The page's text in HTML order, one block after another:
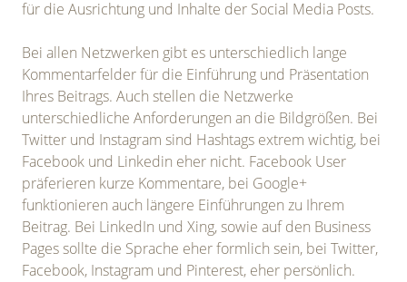
für die Ausrichtung und Inhalte der Social Media Posts.
Bei allen Netzwerken gibt es unterschiedlich lange
Kommentarfelder für die Einführung und Präsentation
Ihres Beitrags. Auch stellen die Netzwerke
unterschiedliche Anforderungen an die Bildgrößen. Bei
Twitter und Instagram sind Hashtags extrem wichtig, bei
Facebook und Linkedin eher nicht. Facebook User
präferieren kurze Kommentare, bei Google+
funktionieren auch längere Einführungen zu Ihrem
Beitrag. Bei LinkedIn und Xing, sowie auf den Business
Pages sollte die Sprache eher formlich sein, bei Twitter,
Facebook, Instagram und Pinterest, eher persönlich.